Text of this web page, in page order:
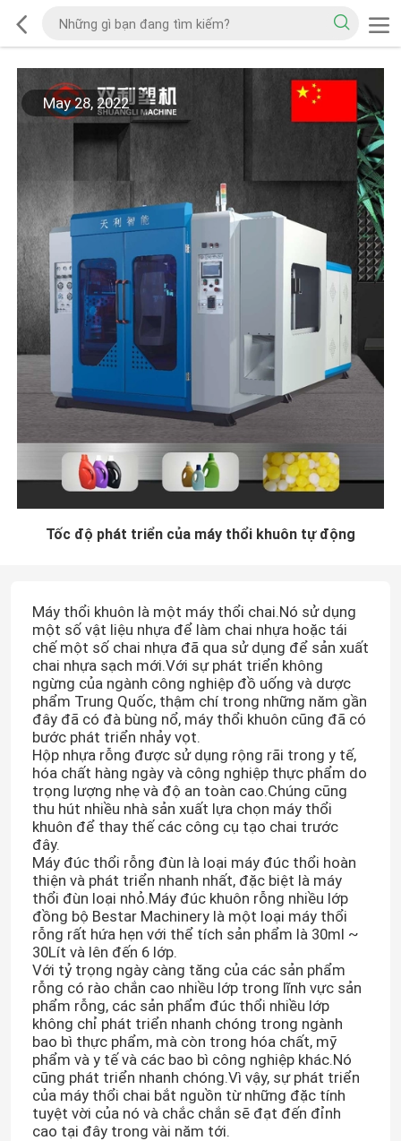
May 28, 2022
Tốc độ phát triển của máy thổi khuôn tự động
Máy thổi khuôn là một máy thổi chai.Nó sử dụng
một số vật liệu nhựa để làm chai nhựa hoặc tái
chế một số chai nhựa đã qua sử dụng để sản xuất
chai nhựa sạch mới.Với sự phát triển không
ngừng của ngành công nghiệp đồ uống và dược
phẩm Trung Quốc, thậm chí trong những năm gần
đây đã có đà bùng nổ, máy thổi khuôn cũng đã có
bước phát triển nhảy vọt.
Hộp nhựa rỗng được sử dụng rộng rãi trong y tế,
hóa chất hàng ngày và công nghiệp thực phẩm do
trọng lượng nhẹ và độ an toàn cao.Chúng cũng
thu hút nhiều nhà sản xuất lựa chọn máy thổi
khuôn để thay thế các công cụ tạo chai trước
đây.
Máy đúc thổi rỗng đùn là loại máy đúc thổi hoàn
thiện và phát triển nhanh nhất, đặc biệt là máy
thổi đùn loại nhỏ.Máy đúc khuôn rỗng nhiều lớp
đồng bộ Bestar Machinery là một loại máy thổi
rỗng rất hứa hẹn với thể tích sản phẩm là 30ml ~
30Lít và lên đến 6 lớp.
Với tỷ trọng ngày càng tăng của các sản phẩm
rỗng có rào chắn cao nhiều lớp trong lĩnh vực sản
phẩm rỗng, các sản phẩm đúc thổi nhiều lớp
không chỉ phát triển nhanh chóng trong ngành
bao bì thực phẩm, mà còn trong hóa chất, mỹ
phẩm và y tế và các bao bì công nghiệp khác.Nó
cũng phát triển nhanh chóng.Vì vậy, sự phát triển
của máy thổi chai bắt nguồn từ những đặc tính
tuyệt vời của nó và chắc chắn sẽ đạt đến đỉnh
cao tại đây trong vài năm tới.